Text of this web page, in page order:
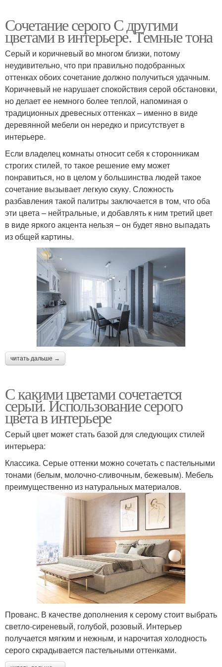
Сочетание серого С другими
цветами в интерьере. Темные тона
Серый и коричневый во многом близки, потому
неудивительно, что при правильно подобранных
оттенках обоих сочетание должно получиться удачным.
Коричневый не нарушает спокойствия серой обстановки,
но делает ее немного более теплой, напоминая о
традиционных древесных оттенках – именно в виде
деревянной мебели он нередко и присутствует в
интерьере.
Если владелец комнаты относит себя к сторонникам
строгих стилей, то такое решение ему может
понравиться, но в целом у большинства людей такое
сочетание вызывает легкую скуку. Сложность
разбавления такой палитры заключается в том, что оба
эти цвета – нейтральные, и добавлять к ним третий цвет
в виде яркого акцента нельзя – он будет явно выпадать
из общей картины.
читать дальше →
С какими цветами сочетается
серый. Использование серого
цвета в интерьере
Серый цвет может стать базой для следующих стилей
интерьера:
Классика. Серые оттенки можно сочетать с пастельными
тонами (белым, молочно-сливочным, бежевым). Мебель
преимущественно из натуральных материалов.
Прованс. В качестве дополнения к серому стоит выбрать
светло-сиреневый, голубой, розовый. Интерьер
получается мягким и нежным, и нарочитая холодность
серого скрадывается пастельными оттенками.